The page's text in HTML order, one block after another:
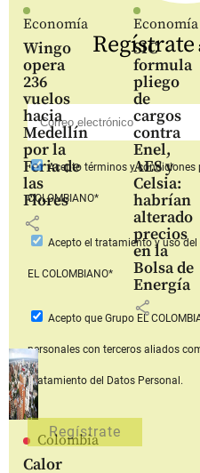
Economía
Wingo
opera
236
vuelos
hacia
Medellín
por la
Feria de
las
Flores
share
Economía
SIC
formula
pliego
de
cargos
contra
Enel,
AES y
Celsia:
habrían
alterado
precios
en la
Bolsa de
Energía
share
Colombia
Calor
Regístrate
Aceptotérminos y
COLOMBIANO*
Acepto el tratamiento y uso
EL COLOMBIANO*
Acepto que Grupo EL
personales con terceros aliados
Tratamiento del Datos Personal.